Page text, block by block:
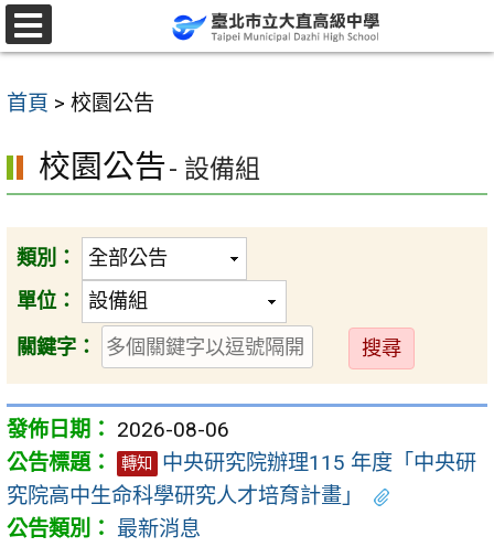
跳
至
要
容
首頁 > 校園公告
校園公告- 設備組
類別：
單位：
關鍵字：
送
出
2026-08-06
轉知
中央研究院辦理115 年度「中央研
究院高中生命科學研究人才培育計畫」
最新消息
選
單